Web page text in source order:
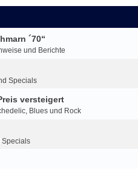
´70“
und Berichte
Specials
versteigert
Blues und Rock
Specials